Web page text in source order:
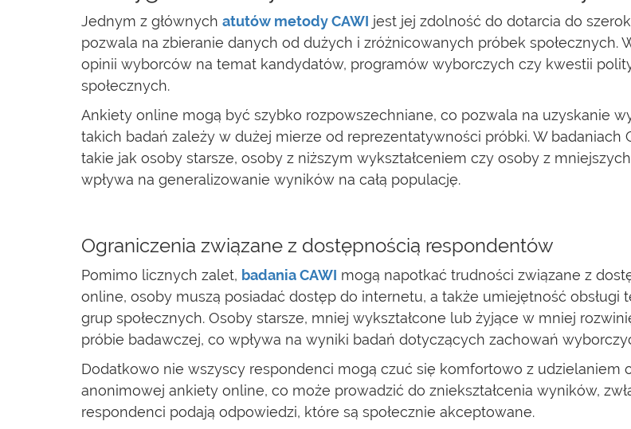
Jednym z głównych atutów metody CAWI jest jej zdolność do dotarcia do
pozwala na zbieranie danych od dużych i zróżnicowanych próbek społecznych.
opinii wyborców na temat kandydatów, programów wyborczych czy kwestii
społecznych.
Ankiety online mogą być szybko rozpowszechniane, co pozwala na uzyskanie
takich badań zależy w dużej mierze od reprezentatywności próbki. W badaniach
takie jak osoby starsze, osoby z niższym wykształceniem czy osoby z
wpływa na generalizowanie wyników na całą populację.
Ograniczenia związane z dostępnością respondentów
Pomimo licznych zalet, badania CAWI mogą napotkać trudności związane z
online, osoby muszą posiadać dostęp do internetu, a także umiejętność
grup społecznych. Osoby starsze, mniej wykształcone lub żyjące w mniej
próbie badawczej, co wpływa na wyniki badań dotyczących zachowań
Dodatkowo nie wszyscy respondenci mogą czuć się komfortowo z
anonimowej ankiety online, co może prowadzić do zniekształcenia wyników,
respondenci podają odpowiedzi, które są społecznie akceptowane.